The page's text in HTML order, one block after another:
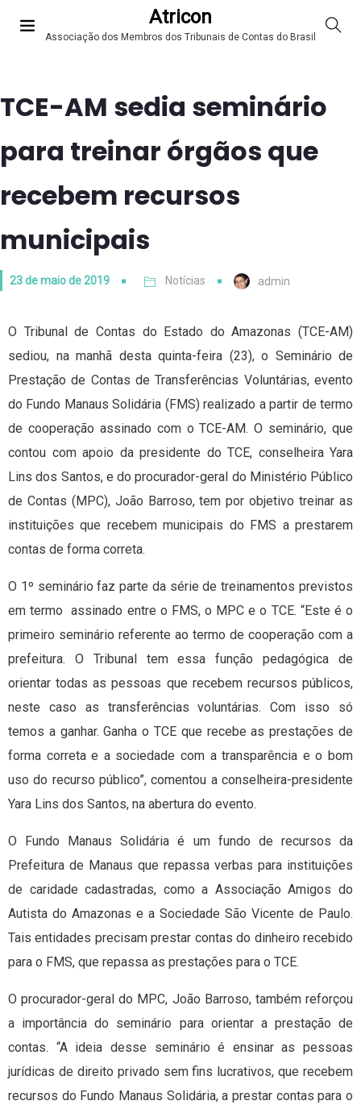
Atricon
Associação dos Membros dos Tribunais de Contas do Brasil
TCE-AM sedia seminário
para treinar órgãos que
recebem recursos
municipais
23 de maio de 2019 Notícias admin
O Tribunal de Contas do Estado do Amazonas (TCE-AM)
sediou, na manhã desta quinta-feira (23), o Seminário de
Prestação de Contas de Transferências Voluntárias, evento
do Fundo Manaus Solidária (FMS) realizado a partir de termo
de cooperação assinado com o TCE-AM. O seminário, que
contou com apoio da presidente do TCE, conselheira Yara
Lins dos Santos, e do procurador-geral do Ministério Público
de Contas (MPC), João Barroso, tem por objetivo treinar as
instituições que recebem municipais do FMS a prestarem
contas de forma correta.
O 1º seminário faz parte da série de treinamentos previstos
em termo assinado entre o FMS, o MPC e o TCE. “Este é o
primeiro seminário referente ao termo de cooperação com a
prefeitura. O Tribunal tem essa função pedagógica de
orientar todas as pessoas que recebem recursos públicos,
neste caso as transferências voluntárias. Com isso só
temos a ganhar. Ganha o TCE que recebe as prestações de
forma correta e a sociedade com a transparência e o bom
uso do recurso público”, comentou a conselheira-presidente
Yara Lins dos Santos, na abertura do evento.
O Fundo Manaus Solidária é um fundo de recursos da
Prefeitura de Manaus que repassa verbas para instituições
de caridade cadastradas, como a Associação Amigos do
Autista do Amazonas e a Sociedade São Vicente de Paulo.
Tais entidades precisam prestar contas do dinheiro recebido
para o FMS, que repassa as prestações para o TCE.
O procurador-geral do MPC, João Barroso, também reforçou
a importância do seminário para orientar a prestação de
contas. “A ideia desse seminário é ensinar as pessoas
jurídicas de direito privado sem fins lucrativos, que recebem
recursos do Fundo Manaus Solidária, a prestar contas para o